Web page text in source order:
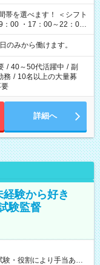
：00 ・17：00～22：00
など
のみから働けます。
/ 40～50代活躍中 / 副
務 / 10名以上の大量募
詳細へ
験から好き
験監督
・役割により手当あり